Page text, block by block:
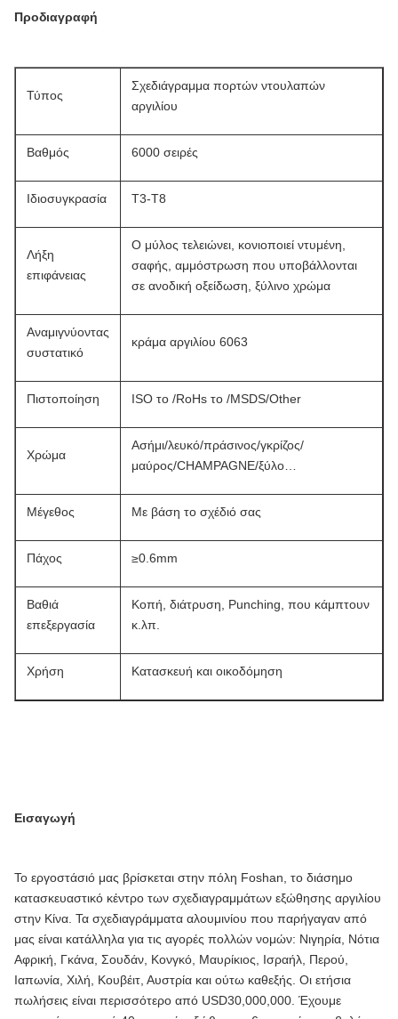
Προδιαγραφή
Τύπος
Σχεδιάγραμμα πορτών ντουλαπών
αργιλίου
Βαθμός 6000 σειρές
Ιδιοσυγκρασία T3-T8
Λήξη
επιφάνειας
Ο μύλος τελειώνει, κονιοποιεί ντυμένη,
σαφής, αμμόστρωση που υποβάλλονται
σε ανοδική οξείδωση, ξύλινο χρώμα
Αναμιγνύοντας
συστατικό
κράμα αργιλίου 6063
Πιστοποίηση ISO το /RoHs το /MSDS/Other
Χρώμα
Ασήμι/λευκό/πράσινος/γκρίζος/
μαύρος/CHAMPAGNE/ξύλο…
Μέγεθος Με βάση το σχέδιό σας
Πάχος ≥0.6mm
Βαθιά
επεξεργασία
Κοπή, διάτρυση, Punching, που κάμπτουν
κ.λπ.
Χρήση Κατασκευή και οικοδόμηση
Εισαγωγή
Το εργοστάσιό μας βρίσκεται στην πόλη Foshan, το διάσημο
κατασκευαστικό κέντρο των σχεδιαγραμμάτων εξώθησης αργιλίου
στην Κίνα. Τα σχεδιαγράμματα αλουμινίου που παρήγαγαν από
μας είναι κατάλληλα για τις αγορές πολλών νομών: Νιγηρία, Νότια
Αφρική, Γκάνα, Σουδάν, Κονγκό, Μαυρίκιος, Ισραήλ, Περού,
Ιαπωνία, Χιλή, Κουβέιτ, Αυστρία και ούτω καθεξής. Οι ετήσια
πωλήσεις είναι περισσότερο από USD30,000,000. Έχουμε